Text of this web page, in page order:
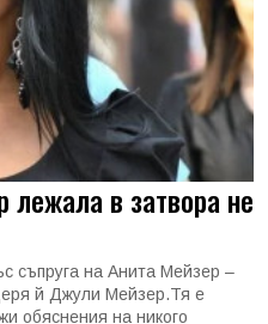
лежала в затвора не
съпруга на Анита Мейзер –
й Джули Мейзер.Тя е
обяснения на никого